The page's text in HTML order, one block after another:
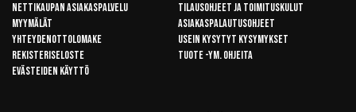
Nettikaupan asiakaspalvelu
Myymälät
Yhteydenottolomake
Rekisteriseloste
Evästeiden käyttö
Tilausohjeet ja toimituskulut
Asiakaspalautusohjeet
Usein kysytyt kysymykset
Tuote -ym. ohjeita